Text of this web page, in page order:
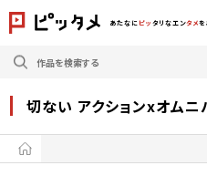
あたなに ピッ タリなエンタメを
切ない アクションxオム